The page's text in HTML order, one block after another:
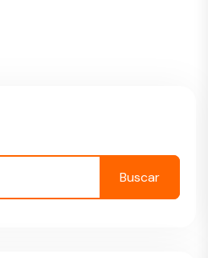
Buscar